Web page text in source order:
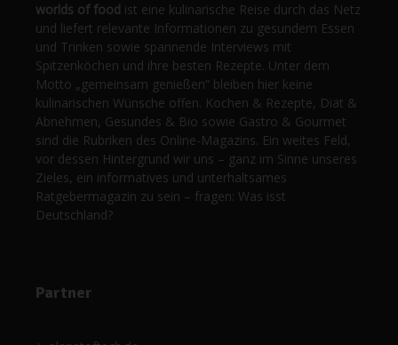
worlds of food ist eine kulinarische Reise durch das Netz
und liefert relevante Informationen zu gesundem Essen
und Trinken sowie spannende Interviews mit
Spitzenköchen und ihre besten Rezepte. Unter dem
Motto „gemeinsam genießen“ bleiben hier keine
kulinarischen Wünsche offen. Kochen & Rezepte, Diät &
Abnehmen, Gesundes & Bio sowie Gastro & Gourmet
sind die Rubriken des Online-Magazins. Ein weites Feld,
vor dessen Hintergrund wir uns – ganz im Sinne unseres
Zieles, ein informatives und unterhaltsames
Ratgebermagazin zu sein – fragen: Was isst
Deutschland?
Partner